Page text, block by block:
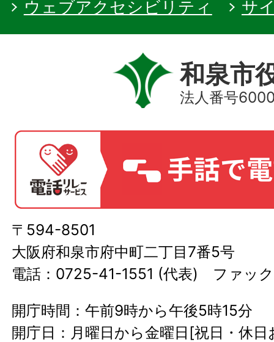
ウェブアクセシビリティ サ
和泉市
法人番号
〒594-8501
大阪府和泉市府中町二丁目7番5号
電話：0725-41-1551 (代表) ファッ
開庁時間：午前9時から午後5時15分
開庁日：月曜日から金曜日[祝日・休